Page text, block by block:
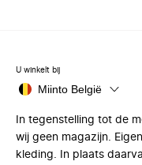
U winkelt bij
Miinto België
In tegenstelling tot de
wij geen magazijn.
kleding. In plaats